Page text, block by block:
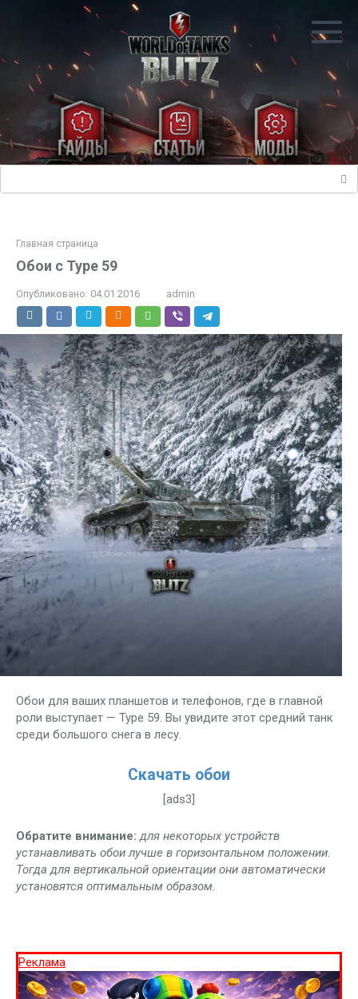
Главная страница
Обои с Type 59
Опубликовано: 04.01.2016 admin
Обои для ваших планшетов и телефонов, где в главной
роли выступает — Type 59. Вы увидите этот средний танк
среди большого снега в лесу.
Скачать обои
[ads3]
Обратите внимание: для некоторых устройств
устанавливать обои лучше в горизонтальном положении.
Тогда для вертикальной ориентации они автоматически
установятся оптимальным образом.
Реклама